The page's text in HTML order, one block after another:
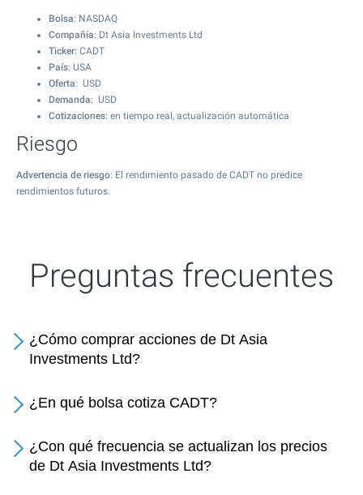
Bolsa: NASDAQ
Compañía: Dt Asia Investments Ltd
Ticker: CADT
País: USA
Oferta: USD
Demanda: USD
Cotizaciones: en tiempo real, actualización automática
Riesgo
Advertencia de riesgo: El rendimiento pasado de CADT no predice
rendimientos futuros.
Preguntas frecuentes
¿Cómo comprar acciones de Dt Asia
Investments Ltd?
¿En qué bolsa cotiza CADT?
¿Con qué frecuencia se actualizan los precios
de Dt Asia Investments Ltd?